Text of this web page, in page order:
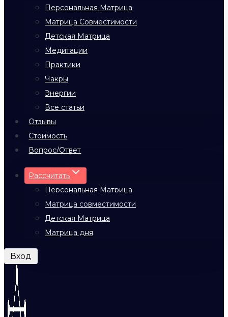
Персональная Матрица
Матрица Совместимости
Детская Матрица
Медитации
Практики
Чакры
Энергии
Все статьи
Отзывы
Стоимость
Вопрос/Ответ
Рассчитать
Персональная Матрица
Матрица совместимости
Детская Матрица
Матрица дня
Вход